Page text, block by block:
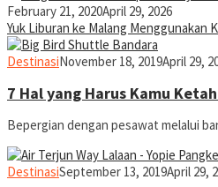
February 21, 2020April 29, 2026
Yuk Liburan ke Malang Menggunakan
@yopiefranz
Destinasiyopiefranz
November 18, 2019April 29,
7 Hal yang Harus Kamu
Bepergian dengan pesawat melalui
Destinasiyopiefranz
September 13, 2019April 29,